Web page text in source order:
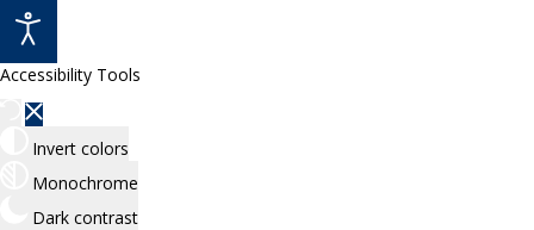
Accessibility Tools
Invert colors
Monochrome
Dark contrast